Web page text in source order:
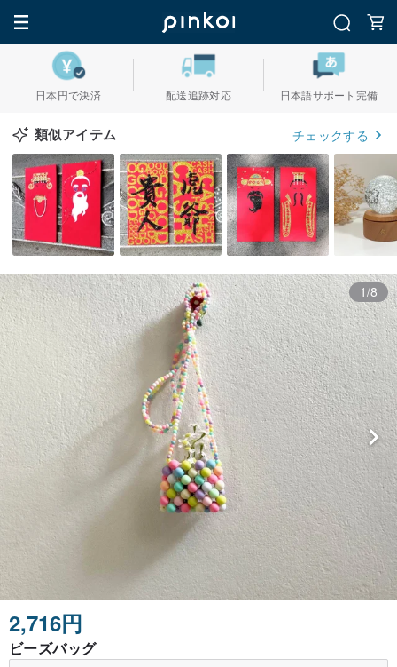
日本円で決済 配送追跡対応 日本語サポート完備
類似アイテム チェックする
1/8
2,716円
ビーズバッグ